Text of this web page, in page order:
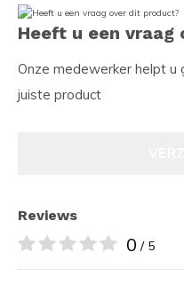
Heeft u een
Onze medewerker helpt u
juiste product
Reviews
0 / 5